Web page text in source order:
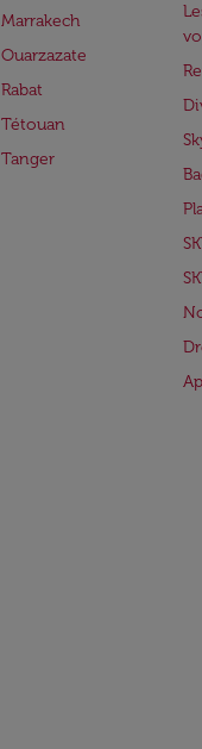
Marrakech
Ouarzazate
Rabat
Tétouan
Tanger